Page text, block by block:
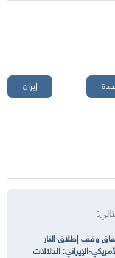
إيران
وقف إطلاق النار
الإيراني: الدلالات